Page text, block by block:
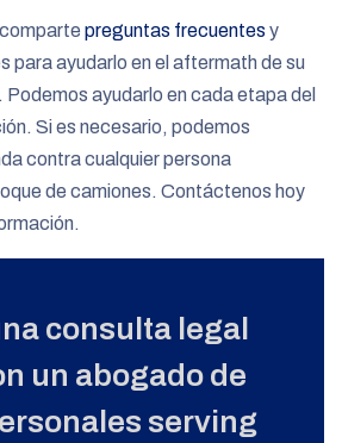
preguntas frecuentes y
para ayudarlo en el aftermath de su
ayudarlo en cada etapa del
Si es necesario, podemos
contra cualquier persona
de camiones. Contáctenos hoy
consulta legal
un abogado de
serving